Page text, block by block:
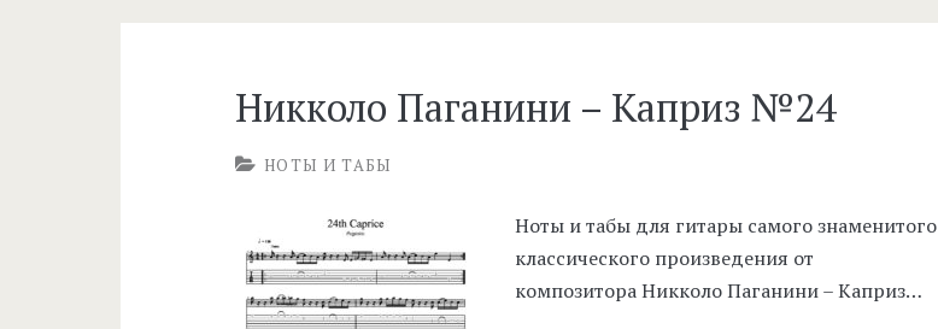
Никколо Паганини – Каприз №24
НОТЫ И ТАБЫ
Ноты и табы для гитары самого знаменитого
классического произведения от
композитора Никколо Паганини – Каприз…